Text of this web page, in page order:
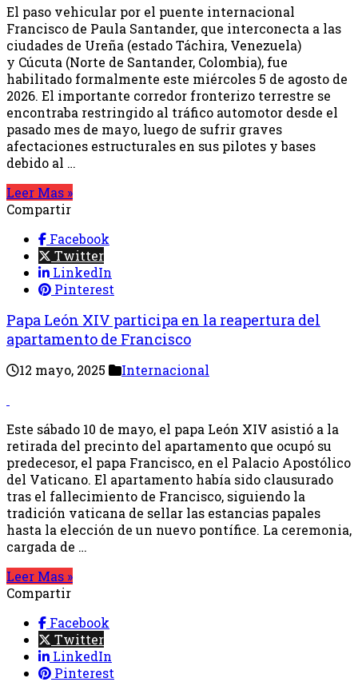
El paso vehicular por el puente internacional
Francisco de Paula Santander, que interconecta a las
ciudades de Ureña (estado Táchira, Venezuela)
y Cúcuta (Norte de Santander, Colombia), fue
habilitado formalmente este miércoles 5 de agosto de
2026. El importante corredor fronterizo terrestre se
encontraba restringido al tráfico automotor desde el
pasado mes de mayo, luego de sufrir graves
afectaciones estructurales en sus pilotes y bases
debido al …
Leer Mas »
Compartir
Facebook
Twitter
LinkedIn
Pinterest
Papa León XIV participa en la reapertura del
apartamento de Francisco
12 mayo, 2025 Internacional
Este sábado 10 de mayo, el papa León XIV asistió a la
retirada del precinto del apartamento que ocupó su
predecesor, el papa Francisco, en el Palacio Apostólico
del Vaticano. El apartamento había sido clausurado
tras el fallecimiento de Francisco, siguiendo la
tradición vaticana de sellar las estancias papales
hasta la elección de un nuevo pontífice. La ceremonia,
cargada de …
Leer Mas »
Compartir
Facebook
Twitter
LinkedIn
Pinterest